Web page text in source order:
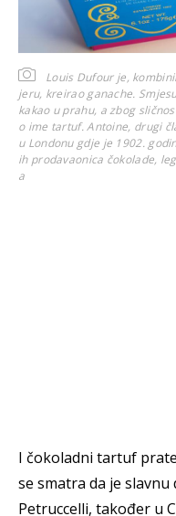
Louis Dufour je,
jeru, kreirao ganache.
kakao u prahu, a zbog
o ime tartuf. Antoine, drugi
u Londonu gdje je 1902.
ih prodavaonica čokolade,
a
I čokoladni tartuf
se smatra da je
Petruccelli, također u